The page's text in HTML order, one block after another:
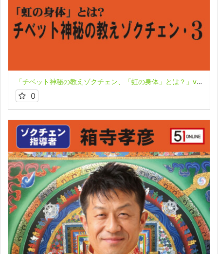
「チベット神秘の教えゾクチェン、「虹の身体」とは？」vol.３★箱寺孝彦
0